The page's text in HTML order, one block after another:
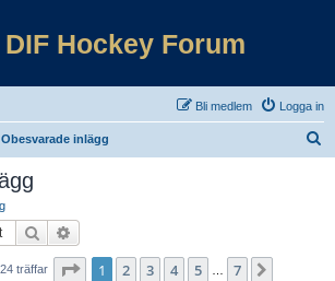
DIF Hockey Forum
Logga in
Bli medlem
Obesvarade inlägg
Sök
träffar Sida av 7
1 2 3 4 5 7